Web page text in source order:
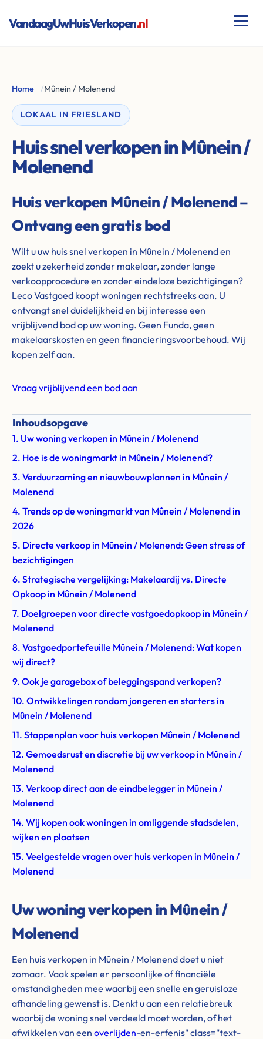
VandaagUwHuisVerkopen.nl
Home /Mûnein / Molenend
LOKAAL IN FRIESLAND
Huis snel verkopen in Mûnein /
Molenend
Huis verkopen Mûnein / Molenend –
Ontvang een gratis bod
Wilt u uw huis snel verkopen in Mûnein / Molenend en
zoekt u zekerheid zonder makelaar, zonder lange
verkoopprocedure en zonder eindeloze bezichtigingen?
Leco Vastgoed koopt woningen rechtstreeks aan. U
ontvangt snel duidelijkheid en bij interesse een
vrijblijvend bod op uw woning. Geen Funda, geen
makelaarskosten en geen financieringsvoorbehoud. Wij
kopen zelf aan.
Vraag vrijblijvend een bod aan
Inhoudsopgave
1. Uw woning verkopen in Mûnein / Molenend
2. Hoe is de woningmarkt in Mûnein / Molenend?
3. Verduurzaming en nieuwbouwplannen in Mûnein /
Molenend
4. Trends op de woningmarkt van Mûnein / Molenend in
2026
5. Directe verkoop in Mûnein / Molenend: Geen stress of
bezichtigingen
6. Strategische vergelijking: Makelaardij vs. Directe
Opkoop in Mûnein / Molenend
7. Doelgroepen voor directe vastgoedopkoop in Mûnein /
Molenend
8. Vastgoedportefeuille Mûnein / Molenend: Wat kopen
wij direct?
9. Ook je garagebox of beleggingspand verkopen?
10. Ontwikkelingen rondom jongeren en starters in
Mûnein / Molenend
11. Stappenplan voor huis verkopen Mûnein / Molenend
12. Gemoedsrust en discretie bij uw verkoop in Mûnein /
Molenend
13. Verkoop direct aan de eindbelegger in Mûnein /
Molenend
14. Wij kopen ook woningen in omliggende stadsdelen,
wijken en plaatsen
15. Veelgestelde vragen over huis verkopen in Mûnein /
Molenend
Uw woning verkopen in Mûnein /
Molenend
Een huis verkopen in Mûnein / Molenend doet u niet
zomaar. Vaak spelen er persoonlijke of financiële
omstandigheden mee waarbij een snelle en geruisloze
afhandeling gewenst is. Denkt u aan een relatiebreuk
waarbij de woning snel verdeeld moet worden, of het
afwikkelen van een overlijden-en-erfenis" class="text-